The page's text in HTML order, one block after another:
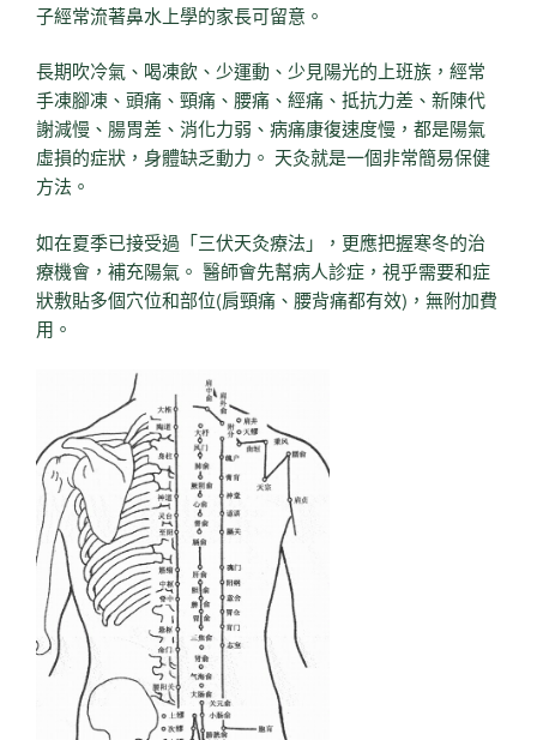
子經常流著鼻水上學的家長可留意。
長期吹冷氣、喝凍飲、少運動、少見陽光的上班族，經常
手凍腳凍、頭痛、頸痛、腰痛、經痛、抵抗力差、新陳代
謝減慢、腸胃差、消化力弱、病痛康復速度慢，都是陽氣
虛損的症狀，身體缺乏動力。 天灸就是一個非常簡易保健
方法。
如在夏季已接受過「三伏天灸療法」，更應把握寒冬的治
療機會，補充陽氣。 醫師會先幫病人診症，視乎需要和症
狀敷貼多個穴位和部位(肩頸痛、腰背痛都有效)，無附加費
用。